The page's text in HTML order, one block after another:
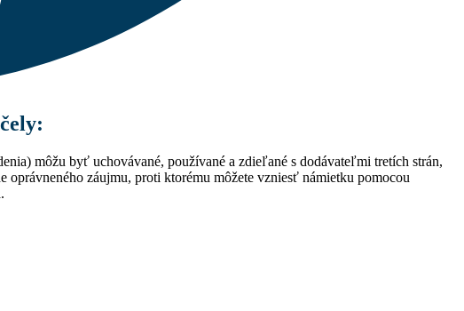
môžu byť uchovávané, používané a zdieľané s dodávateľmi tretích strán,
záujmu, proti ktorému môžete vzniesť námietku pomocou